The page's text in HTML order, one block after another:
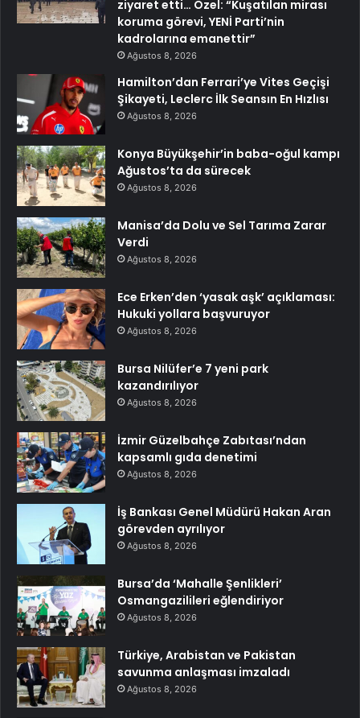
ziyaret etti… Özel: “Kuşatılan mirası
koruma görevi, YENİ Parti’nin
kadrolarına emanettir”
Ağustos 8, 2026
Hamilton’dan Ferrari’ye Vites Geçişi
Şikayeti, Leclerc İlk Seansın En Hızlısı
Ağustos 8, 2026
Konya Büyükşehir’in baba-oğul kampı
Ağustos’ta da sürecek
Ağustos 8, 2026
Manisa’da Dolu ve Sel Tarıma Zarar
Verdi
Ağustos 8, 2026
Ece Erken’den ‘yasak aşk’ açıklaması:
Hukuki yollara başvuruyor
Ağustos 8, 2026
Bursa Nilüfer’e 7 yeni park
kazandırılıyor
Ağustos 8, 2026
İzmir Güzelbahçe Zabıtası’ndan
kapsamlı gıda denetimi
Ağustos 8, 2026
İş Bankası Genel Müdürü Hakan Aran
görevden ayrılıyor
Ağustos 8, 2026
Bursa’da ‘Mahalle Şenlikleri’
Osmangazilileri eğlendiriyor
Ağustos 8, 2026
Türkiye, Arabistan ve Pakistan
savunma anlaşması imzaladı
Ağustos 8, 2026